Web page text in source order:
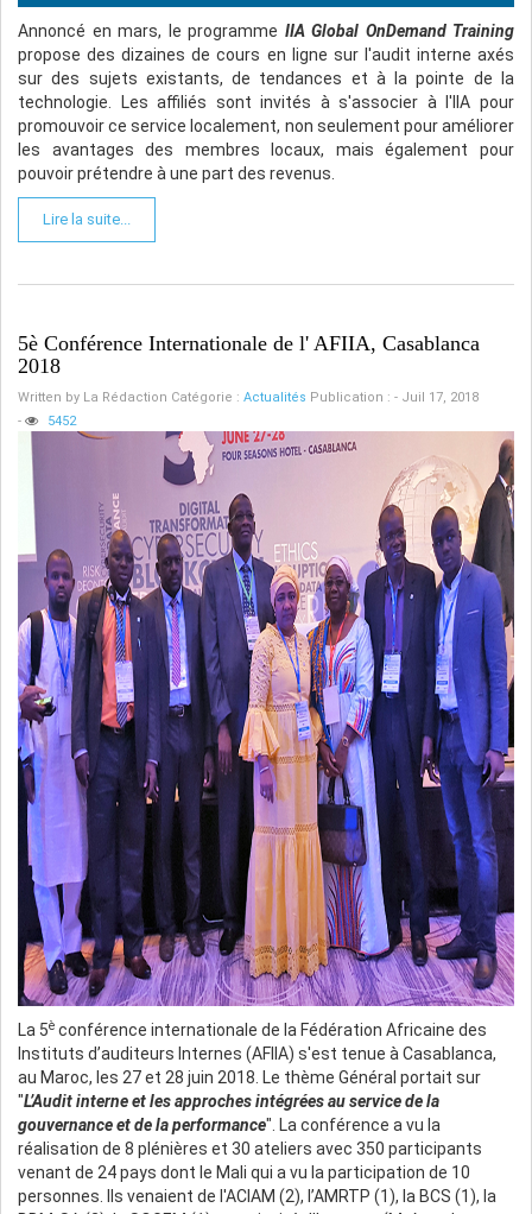
Annoncé en mars, le programme IIA Global OnDemand Training
propose des dizaines de cours en ligne sur l'audit interne axés
sur des sujets existants, de tendances et à la pointe de la
technologie. Les affiliés sont invités à s'associer à l'IIA pour
promouvoir ce service localement, non seulement pour améliorer
les avantages des membres locaux, mais également pour
pouvoir prétendre à une part des revenus.
Lire la suite...
5è Conférence Internationale de l' AFIIA, Casablanca
2018
Written by La Rédaction Catégorie : Actualités Publication : - Juil 17, 2018
-
5452
La 5è conférence internationale de la Fédération Africaine des
Instituts d’auditeurs Internes (AFIIA) s'est tenue à Casablanca,
au Maroc, les 27 et 28 juin 2018. Le thème Général portait sur
"L’Audit interne et les approches intégrées au service de la
gouvernance et de la performance". La conférence a vu la
réalisation de 8 plénières et 30 ateliers avec 350 participants
venant de 24 pays dont le Mali qui a vu la participation de 10
personnes. Ils venaient de l'ACIAM (2), l’AMRTP (1), la BCS (1), la